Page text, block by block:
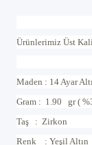
Ürünlerimiz Üst
Maden : 14 Ayar
Gram : 1.90 gr (
Taş : Zirkon
Renk : Yeşil Altın